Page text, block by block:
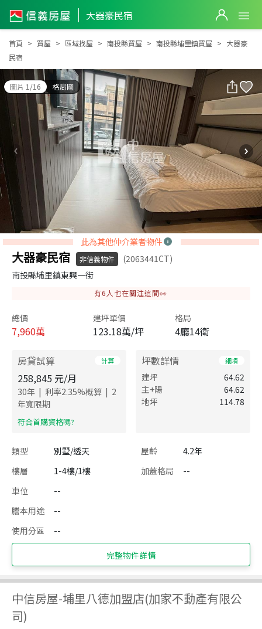
大器豪民宿
大器豪民宿
首頁 買屋 區域找屋 南投縣買屋 南投縣埔里鎮買屋
大器豪
民宿
圖片 1/16 格局圖
此為其他仲介業者物件
大器豪民宿 非信義物件
(2063441CT)
南投縣埔里鎮東興一街
有6 人也在關注這間👀
總價
7,960萬
建坪單價
123.18萬/坪
格局
4廳14衛
房貸試算 計算
258,845 元/月
30年 | 利率2.35%概算 | 2
年寬限期
​符合首購資格嗎?
坪數詳情 細項
建坪
64.62
主+陽
64.62
地坪
114.78
類型 別墅/透天 屋齡
4.2年
樓層
1-4樓/1樓 加蓋格局
--
車位
--
謄本用途
--
使用分區
--
完整物件詳情
中信房屋-埔里八德加盟店(加家不動產有限公
司)